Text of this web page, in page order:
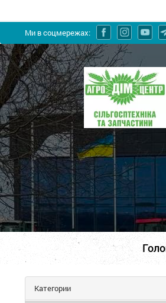
Ми в соцмережах:
ПП
"Агродім-
центр"
-
продаж
техніки
та
запчастин
Категории